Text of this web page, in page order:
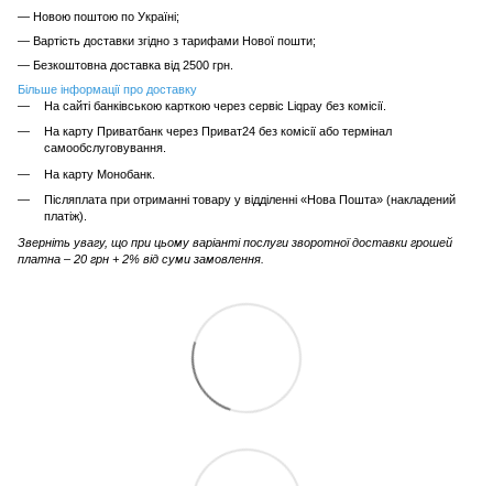
— Новою поштою по Україні;
— Вартість доставки згідно з тарифами Нової пошти;
— Безкоштовна доставка від 2500 грн.
Більше інформації про доставку
На сайті банківською карткою через сервіс Liqpay без комісії.
На карту Приватбанк через Приват24 без комісії або термінал
самообслуговування.
На карту Монобанк.
Післяплата при отриманні товару у відділенні «Нова Пошта» (накладений
платіж).
Зверніть увагу, що при цьому варіанті послуги зворотної доставки грошей
платна – 20 грн + 2% від суми замовлення.